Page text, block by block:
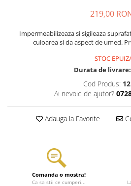
219,00
Impermeabilizeaza si sigileaza
culoarea si da aspect de umed.
STOC
Durata de livrare:
Cod Produs: 12
Ai nevoie de ajutor?
Adauga la Favorite
Comanda o mostra!
Ca sa stii ce cumperi...